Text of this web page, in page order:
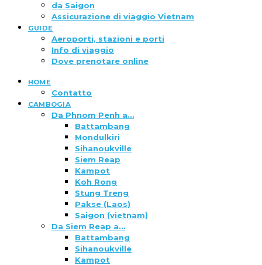
da Saigon
Assicurazione di viaggio Vietnam
GUIDE
Aeroporti, stazioni e porti
Info di viaggio
Dove prenotare online
HOME
Contatto
CAMBOGIA
Da Phnom Penh a…
Battambang
Mondulkiri
Sihanoukville
Siem Reap
Kampot
Koh Rong
Stung Treng
Pakse (Laos)
Saigon (vietnam)
Da Siem Reap a…
Battambang
Sihanoukville
Kampot